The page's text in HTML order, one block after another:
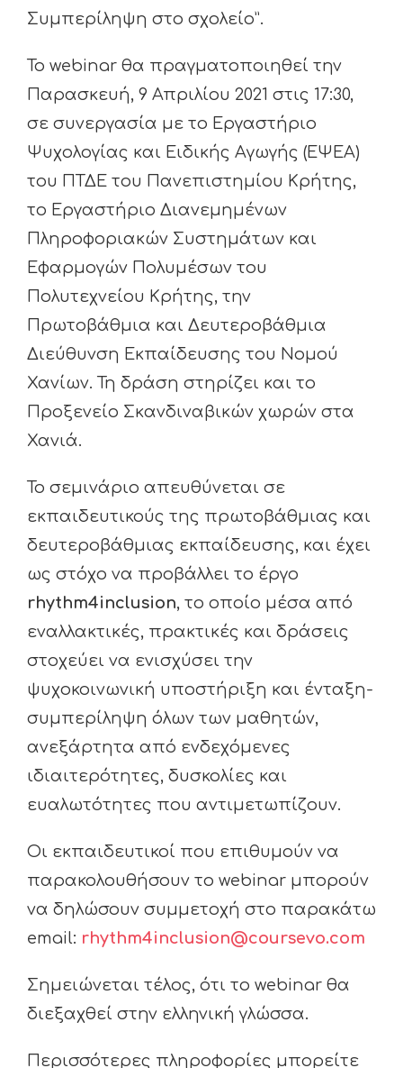
Συμπερίληψη στο σχολείο”.
Το webinar θα πραγματοποιηθεί την
Παρασκευή, 9 Απριλίου 2021 στις 17:30,
σε συνεργασία με το Εργαστήριο
Ψυχολογίας και Ειδικής Αγωγής (ΕΨΕΑ)
του ΠΤΔΕ του Πανεπιστημίου Κρήτης,
το Εργαστήριο Διανεμημένων
Πληροφοριακών Συστημάτων και
Εφαρμογών Πολυμέσων του
Πολυτεχνείου Κρήτης, την
Πρωτοβάθμια και Δευτεροβάθμια
Διεύθυνση Εκπαίδευσης του Νομού
Χανίων. Τη δράση στηρίζει και το
Προξενείο Σκανδιναβικών χωρών στα
Χανιά.
Το σεμινάριο απευθύνεται σε
εκπαιδευτικούς της πρωτοβάθμιας και
δευτεροβάθμιας εκπαίδευσης, και έχει
ως στόχο να προβάλλει το έργο
rhythm4inclusion, το οποίο μέσα από
εναλλακτικές, πρακτικές και δράσεις
στοχεύει να ενισχύσει την
ψυχοκοινωνική υποστήριξη και ένταξη-
συμπερίληψη όλων των μαθητών,
ανεξάρτητα από ενδεχόμενες
ιδιαιτερότητες, δυσκολίες και
ευαλωτότητες που αντιμετωπίζουν.
Οι εκπαιδευτικοί που επιθυμούν να
παρακολουθήσουν το webinar μπορούν
να δηλώσουν συμμετοχή στο παρακάτω
email: rhythm4inclusion@coursevo.com
Σημειώνεται τέλος, ότι το webinar θα
διεξαχθεί στην ελληνική γλώσσα.
Περισσότερες πληροφορίες μπορείτε